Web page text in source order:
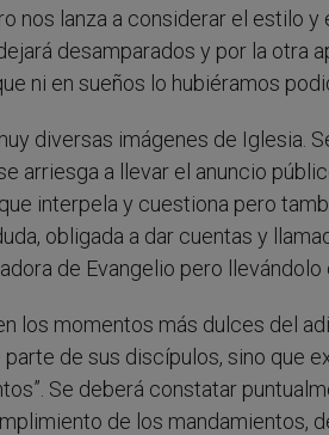
nos lanza a considerar el estilo
desamparados y por la otra
ni en sueños lo hubiéramos
diversas imágenes de Iglesia.
arriesga a llevar el anuncio
interpela y cuestiona pero
obligada a dar cuentas y
de Evangelio pero llevándolo
los momentos más dulces del
de sus discípulos, sino que
Se deberá constatar
de los mandamientos,